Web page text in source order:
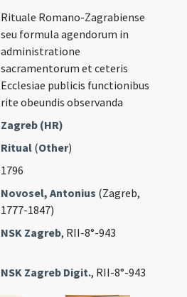
Rituale Romano-Zagrabiense
seu formula agendorum in
administratione
sacramentorum et ceteris
Ecclesiae publicis functionibus
rite obeundis observanda
Zagreb (HR)
Ritual (Other)
1796
Novosel, Antonius (Zagreb,
1777-1847)
NSK Zagreb, RII-8°-943
NSK Zagreb Digit., RII-8°-943